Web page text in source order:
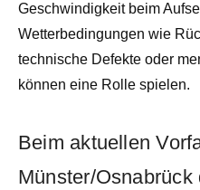
Geschwindigkeit beim
Wetterbedingungen wie
technische Defekte oder
können eine Rolle spielen.
Beim aktuellen
Münster/Osnabrück